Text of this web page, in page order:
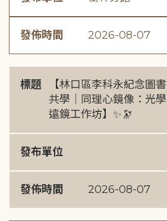
發佈時間 2026-08-07
標題
【林口區李科永紀念圖
共學｜同理心鏡像：光
遠鏡工作坊】✨🔭
發布單位
發佈時間 2026-08-07